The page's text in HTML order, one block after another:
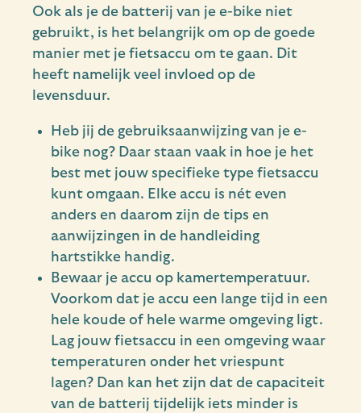
Ook als je de batterij van je e-bike niet
gebruikt, is het belangrijk om op de goede
manier met je fietsaccu om te gaan. Dit
heeft namelijk veel invloed op de
levensduur.
Heb jij de gebruiksaanwijzing van je e-
bike nog? Daar staan vaak in hoe je het
best met jouw specifieke type fietsaccu
kunt omgaan. Elke accu is nét even
anders en daarom zijn de tips en
aanwijzingen in de handleiding
hartstikke handig.
Bewaar je accu op kamertemperatuur.
Voorkom dat je accu een lange tijd in een
hele koude of hele warme omgeving ligt.
Lag jouw fietsaccu in een omgeving waar
temperaturen onder het vriespunt
lagen? Dan kan het zijn dat de capaciteit
van de batterij tijdelijk iets minder is